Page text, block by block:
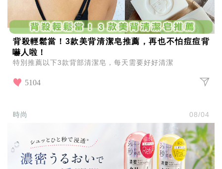
背殺輕鬆當！3款美背清潔皂推薦，再也不怕痘痘背
嚇人啦！
特別推薦以下3款背部清潔皂，每天需要好好清潔
5104
時尚 08/04